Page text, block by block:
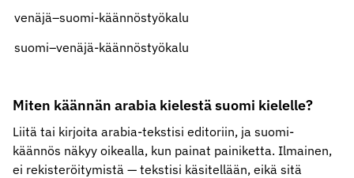
venäjä–suomi-käännöstyökalu
suomi–venäjä-käännöstyökalu
Miten käännän arabia kielestä suomi kielelle?
Liitä tai kirjoita arabia-tekstisi editoriin, ja suomi-
käännös näkyy oikealla, kun painat painiketta. Ilmainen,
ei rekisteröitymistä — tekstisi käsitellään, eikä sitä